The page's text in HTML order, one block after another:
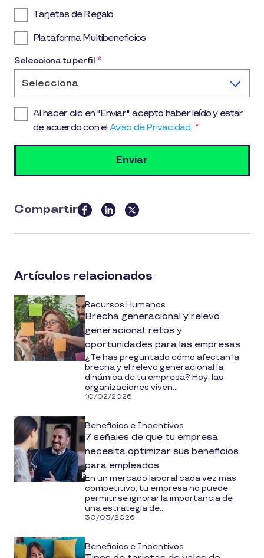
Tarjetas de Regalo
Plataforma Multibeneficios
Selecciona tu perfil *
Selecciona
Al hacer clic en "Enviar", acepto haber leído y estar
de acuerdo con elAviso de Privacidad. *
Compartir
this
article
social
media
Artículos relacionados
Recursos Humanos
Brecha generacional y relevo
generacional: retos y
oportunidades para las empresas
¿Te has preguntado cómo afectan la
brecha y el relevo generacional la
dinámica de tu empresa? Hoy, las
organizaciones viven...
10/02/2026
Beneficios e Incentivos
7 señales de que tu empresa
necesita optimizar sus beneficios
para empleados
En un mercado laboral cada vez más
competitivo, tu empresa no puede
permitirse ignorar la importancia de
una estrategia de...
30/03/2026
Beneficios e Incentivos